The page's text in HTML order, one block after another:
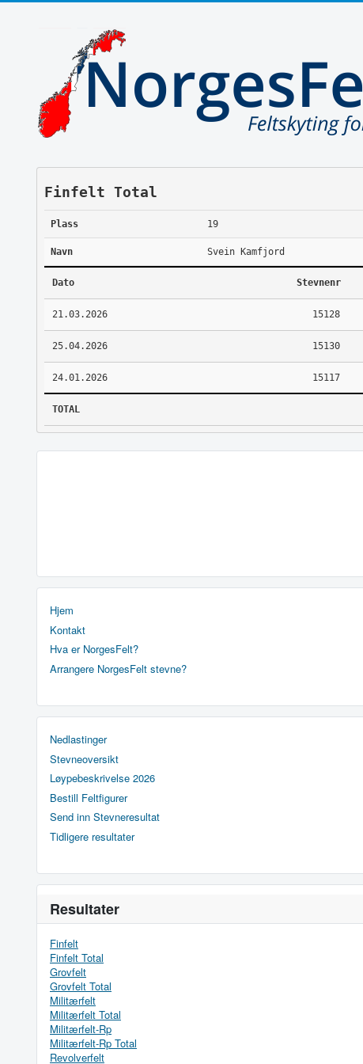
Finfelt Total
Plass 19
Navn Svein Kamfjord
Dato Stevnenr
21.03.2026 15128
25.04.2026 15130
24.01.2026 15117
TOTAL
Hjem
Kontakt
Hva er NorgesFelt?
Arrangere NorgesFelt stevne?
Nedlastinger
Stevneoversikt
Løypebeskrivelse 2026
Bestill Feltfigurer
Send inn Stevneresultat
Tidligere resultater
Resultater
Finfelt
Finfelt Total
Grovfelt
Grovfelt Total
Militærfelt
Militærfelt Total
Militærfelt-Rp
Militærfelt-Rp Total
Revolverfelt